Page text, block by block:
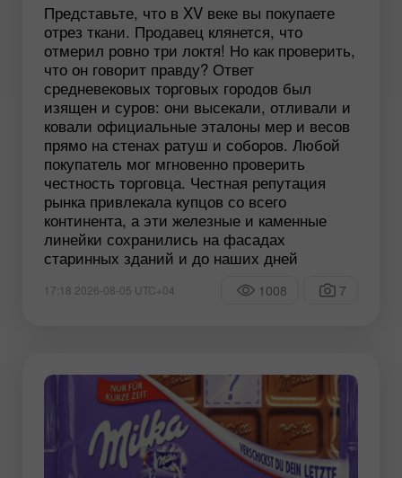
Представьте, что в XV веке вы покупаете
отрез ткани. Продавец клянется, что
отмерил ровно три локтя! Но как проверить,
что он говорит правду? Ответ
средневековых торговых городов был
изящен и суров: они высекали, отливали и
ковали официальные эталоны мер и весов
прямо на стенах ратуш и соборов. Любой
покупатель мог мгновенно проверить
честность торговца. Честная репутация
рынка привлекала купцов со всего
континента, а эти железные и каменные
линейки сохранились на фасадах
старинных зданий и до наших дней
17:18 2026-08-05 UTC+04 1008 7